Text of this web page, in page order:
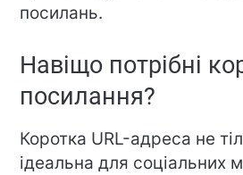
посилань.
Навіщо потрібні
посилання?
Коротка URL-адреса не
ідеальна для соціальних